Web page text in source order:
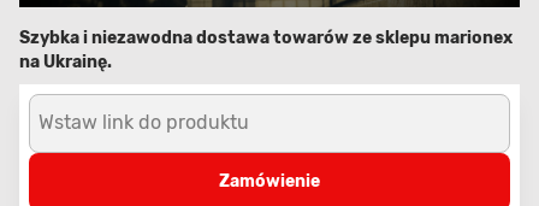
Szybka i niezawodna dostawa towarów ze sklepu marionex
na Ukrainę.
Wstaw link do produktu
Zamówienie